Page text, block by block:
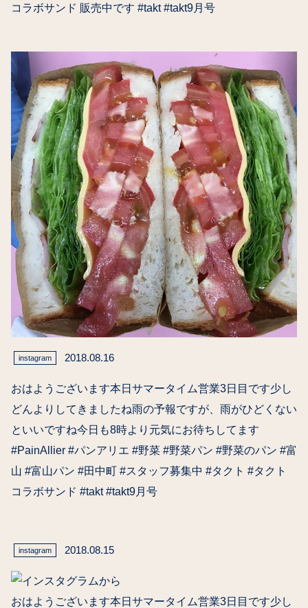
コラボサンド 販売中です #takt #takt9月号
instagram 2018.08.16
おはようございます本日サマータイム営業3日目です少し
どんよりしてきましたね️雨の予報ですが、雨がひどくない
といいですね今日も8時より元気にお待ちしてます
#PainAllier #パンアリエ #野菜 #野菜パン #野菜のパン #富
山 #富山パン #田中町 #スタッフ募集中 #タクト #タクト
コラボサンド #takt #takt9月号
instagram 2018.08.15
おはようございます本日サマータイム営業3日目です少し